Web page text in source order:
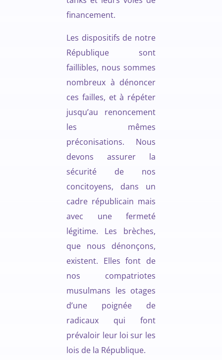
financement.
Les dispositifs de notre
République sont
faillibles, nous sommes
nombreux à dénoncer
ces failles, et à répéter
jusqu’au renoncement
les mêmes
préconisations. Nous
devons assurer la
sécurité de nos
concitoyens, dans un
cadre républicain mais
avec une fermeté
légitime. Les brèches,
que nous dénonçons,
existent. Elles font de
nos compatriotes
musulmans les otages
d’une poignée de
radicaux qui font
prévaloir leur loi sur les
lois de la République.